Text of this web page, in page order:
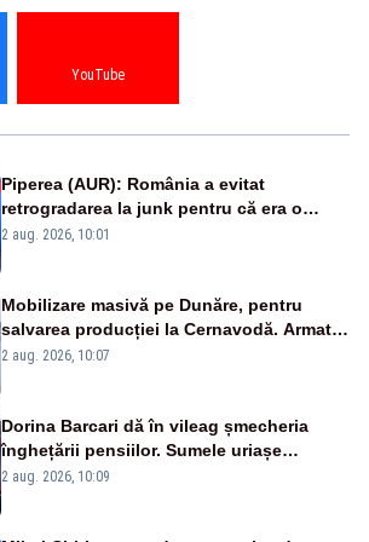
YouTube
Piperea (AUR): România a evitat
retrogradarea la junk pentru că era o
catastrofă pentru bănci și fondurile de
2 aug. 2026, 10:01
Mobilizare masivă pe Dunăre, pentru
salvarea producției la Cernavodă. Armata
va detona o stâncă și va devia apa
2 aug. 2026, 10:07
Dorina Barcari dă în vileag șmecheria
înghețării pensiilor. Sumele uriașe
pierdute de fiecare român
2 aug. 2026, 10:09